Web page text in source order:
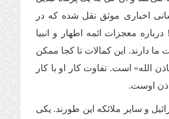
اخباری موثق نقل شده که در
معجزات ائمه اطهار و انبیا
ما دارند. این کمالات تا کجا ممکن
الله» است. تفاوت کار او با کار
اذن اوست.
و سایر ملائکه این طورند. یکی